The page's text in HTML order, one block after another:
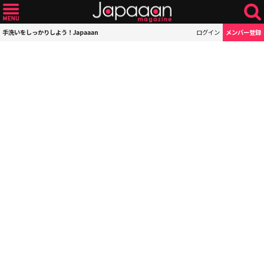
手洗いをしっかりしよう！Japaaan ログイン メンバー登録